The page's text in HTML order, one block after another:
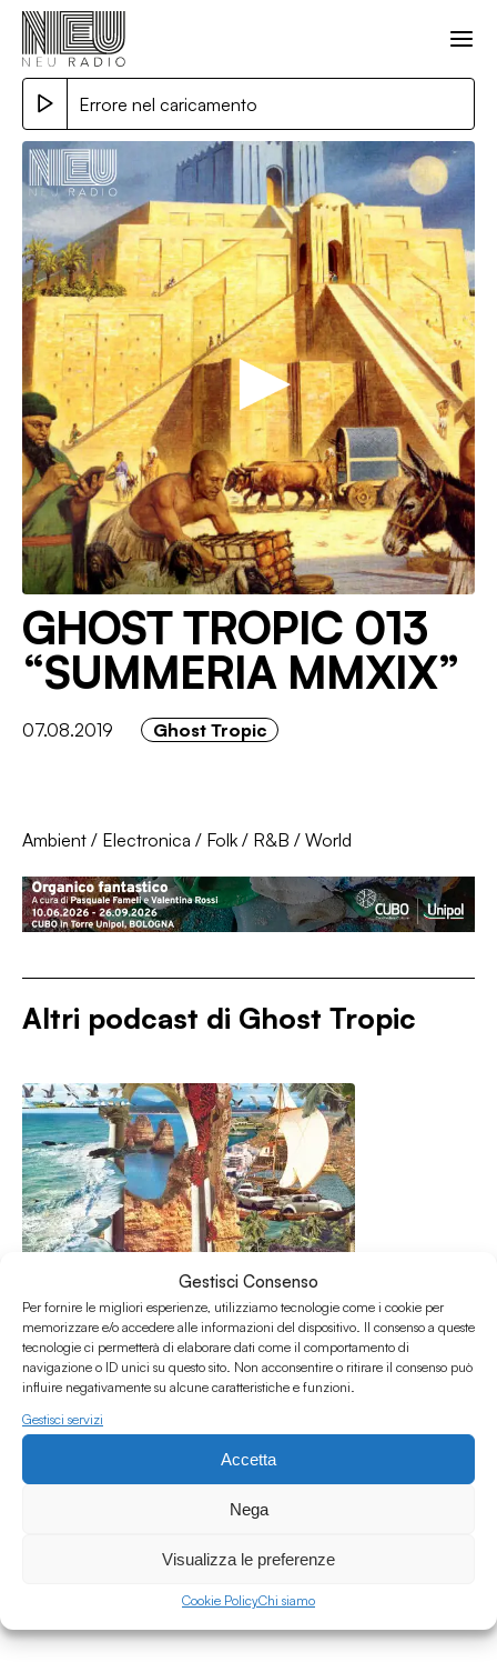
Gestisci Consenso
Per fornire le migliori esperienze, utilizziamo tecnologie come i cookie per
memorizzare e/o accedere alle informazioni del dispositivo. Il consenso a queste
tecnologie ci permetterà di elaborare dati come il comportamento di
navigazione o ID unici su questo sito. Non acconsentire o ritirare il consenso può
influire negativamente su alcune caratteristiche e funzioni.
Gestisci servizi
Accetta
Nega
Visualizza le preferenze
Cookie PolicyChi siamo
Errore nel caricamento
GHOST TROPIC 013
“SUMMERIA MMXIX”
07.08.2019 Ghost Tropic
Ambient / Electronica / Folk / R&B / World
Altri podcast di Ghost Tropic
03.09.2019
GHOST TROPIC 014 “Neverending Summer”